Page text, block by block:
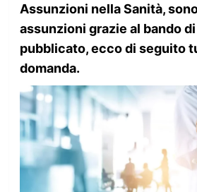
Assunzioni nella Sanità,
assunzioni grazie al bando
pubblicato, ecco di seguito
domanda.